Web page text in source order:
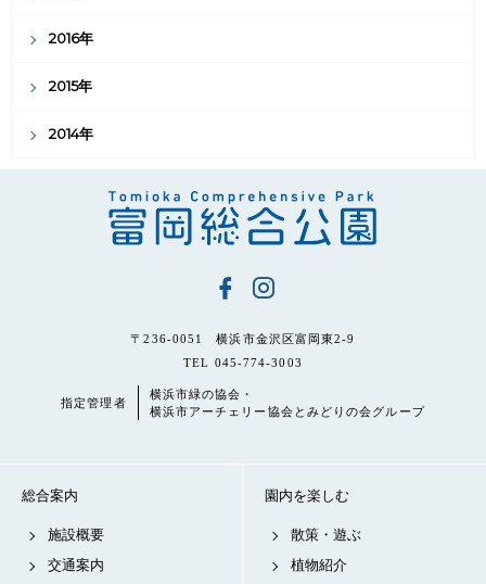
2016年
2015年
2014年
〒236-0051 横浜市金沢区富岡東2-9
TEL 045-774-3003
指定管理者
横浜市緑の協会・
横浜市アーチェリー協会とみどりの会グループ
総合案内
施設概要
交通案内
園内を楽しむ
散策・遊ぶ
植物紹介